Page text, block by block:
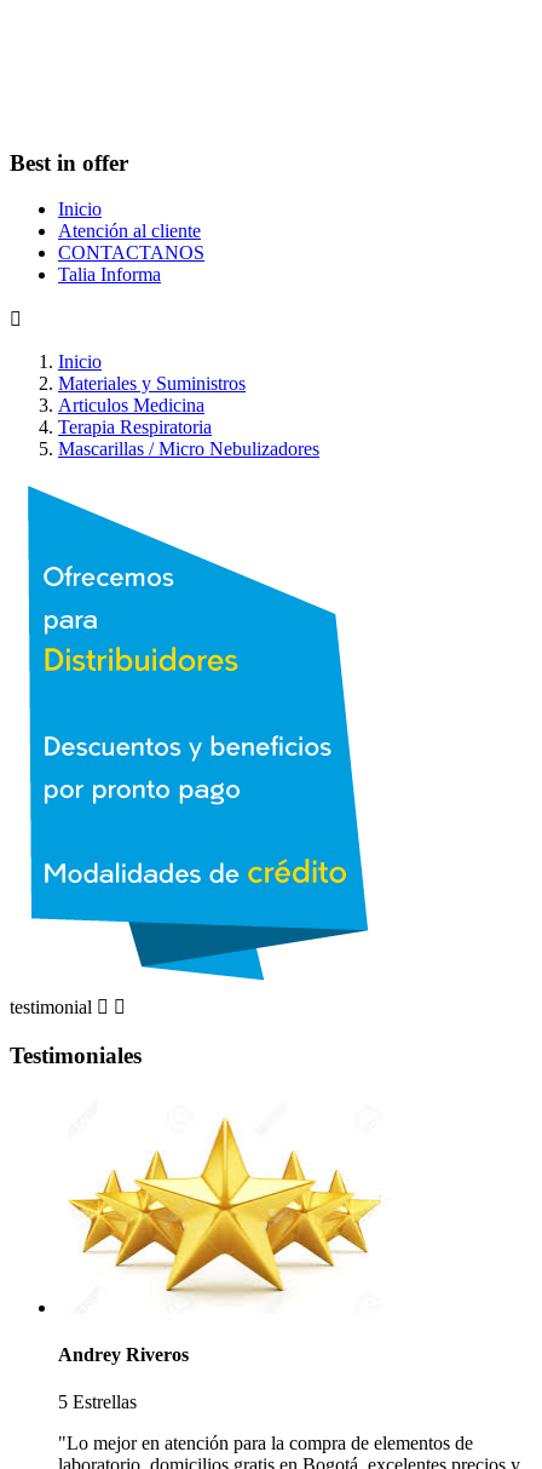
Best in offer
Inicio
Atención al cliente
CONTACTANOS
Talia Informa

Inicio
Materiales y Suministros
Articulos Medicina
Terapia Respiratoria
Mascarillas / Micro Nebulizadores
testimonial  
Testimoniales
Andrey Riveros
5 Estrellas
"Lo mejor en atención para la compra de elementos de